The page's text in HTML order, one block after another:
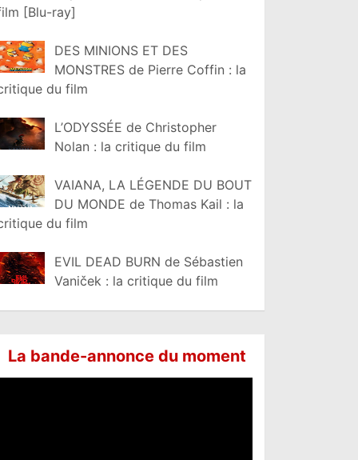
[Blu-ray]
DES MINIONS ET DES
MONSTRES de Pierre Coffin : la
du film
L’ODYSSÉE de Christopher
Nolan : la critique du film
VAIANA, LA LÉGENDE DU BOUT
DU MONDE de Thomas Kail : la
du film
EVIL DEAD BURN de Sébastien
Vaniček : la critique du film
La bande-annonce du moment